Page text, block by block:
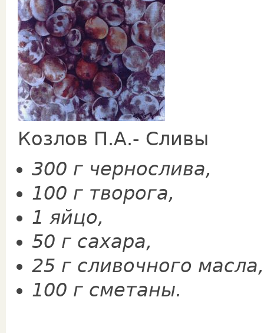
Козлов П.А.- Сливы
300 г чернослива,
100 г творога,
1 яйцо,
50 г сахара,
25 г сливочного масла,
100 г сме­таны.